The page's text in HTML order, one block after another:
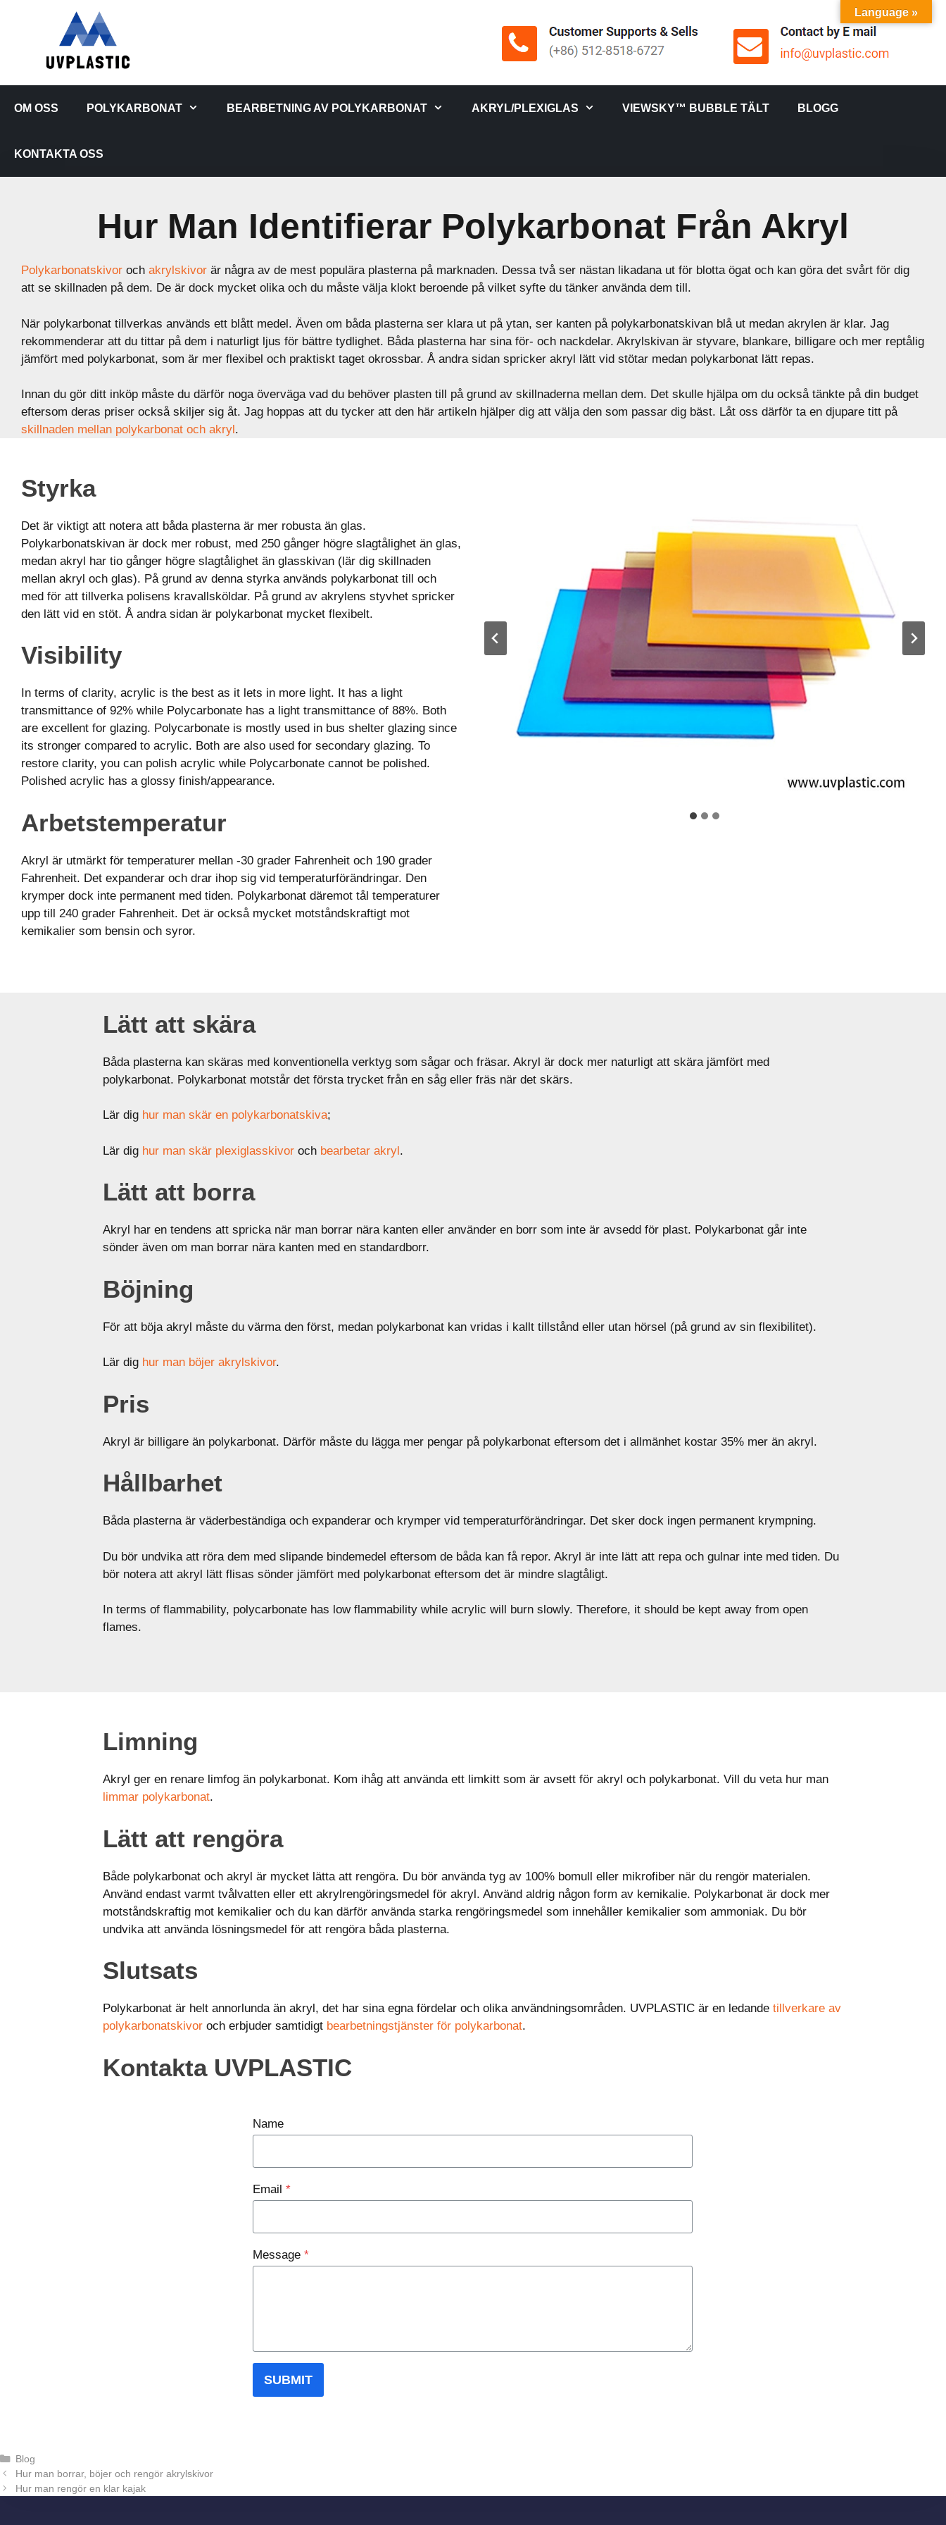
OM OSS POLYKARBONAT BEARBETNING AV POLYKARBONAT AKRYL/PLEXIGLAS VIEWSKY™ BUBBLE TÄLT BLOGG
KONTAKTA OSS
Hur Man Identifierar Polykarbonat Från Akryl
Polykarbonatskivor och akrylskivor är några av de mest populära plasterna på marknaden. Dessa två ser nästan likadana ut för blotta ögat och kan göra det svårt för dig
att se skillnaden på dem. De är dock mycket olika och du måste välja klokt beroende på vilket syfte du tänker använda dem till.
När polykarbonat tillverkas används ett blått medel. Även om båda plasterna ser klara ut på ytan, ser kanten på polykarbonatskivan blå ut medan akrylen är klar. Jag
rekommenderar att du tittar på dem i naturligt ljus för bättre tydlighet. Båda plasterna har sina för- och nackdelar. Akrylskivan är styvare, blankare, billigare och mer reptålig
jämfört med polykarbonat, som är mer flexibel och praktiskt taget okrossbar. Å andra sidan spricker akryl lätt vid stötar medan polykarbonat lätt repas.
Innan du gör ditt inköp måste du därför noga överväga vad du behöver plasten till på grund av skillnaderna mellan dem. Det skulle hjälpa om du också tänkte på din budget
eftersom deras priser också skiljer sig åt. Jag hoppas att du tycker att den här artikeln hjälper dig att välja den som passar dig bäst. Låt oss därför ta en djupare titt på
skillnaden mellan polykarbonat och akryl.
Styrka
Det är viktigt att notera att båda plasterna är mer robusta än glas.
Polykarbonatskivan är dock mer robust, med 250 gånger högre slagtålighet än glas,
medan akryl har tio gånger högre slagtålighet än glasskivan (lär dig skillnaden
mellan akryl och glas). På grund av denna styrka används polykarbonat till och
med för att tillverka polisens kravallsköldar. På grund av akrylens styvhet spricker
den lätt vid en stöt. Å andra sidan är polykarbonat mycket flexibelt.
Visibility
In terms of clarity, acrylic is the best as it lets in more light. It has a light
transmittance of 92% while Polycarbonate has a light transmittance of 88%. Both
are excellent for glazing. Polycarbonate is mostly used in bus shelter glazing since
its stronger compared to acrylic. Both are also used for secondary glazing. To
restore clarity, you can polish acrylic while Polycarbonate cannot be polished.
Polished acrylic has a glossy finish/appearance.
Arbetstemperatur
Akryl är utmärkt för temperaturer mellan -30 grader Fahrenheit och 190 grader
Fahrenheit. Det expanderar och drar ihop sig vid temperaturförändringar. Den
krymper dock inte permanent med tiden. Polykarbonat däremot tål temperaturer
upp till 240 grader Fahrenheit. Det är också mycket motståndskraftigt mot
kemikalier som bensin och syror.
Lätt att skära
Båda plasterna kan skäras med konventionella verktyg som sågar och fräsar. Akryl är dock mer naturligt att skära jämfört med
polykarbonat. Polykarbonat motstår det första trycket från en såg eller fräs när det skärs.
Lär dig hur man skär en polykarbonatskiva;
Lär dig hur man skär plexiglasskivor och bearbetar akryl.
Lätt att borra
Akryl har en tendens att spricka när man borrar nära kanten eller använder en borr som inte är avsedd för plast. Polykarbonat går inte
sönder även om man borrar nära kanten med en standardborr.
Böjning
För att böja akryl måste du värma den först, medan polykarbonat kan vridas i kallt tillstånd eller utan hörsel (på grund av sin flexibilitet).
Lär dig hur man böjer akrylskivor.
Pris
Akryl är billigare än polykarbonat. Därför måste du lägga mer pengar på polykarbonat eftersom det i allmänhet kostar 35% mer än akryl.
Hållbarhet
Båda plasterna är väderbeständiga och expanderar och krymper vid temperaturförändringar. Det sker dock ingen permanent krympning.
Du bör undvika att röra dem med slipande bindemedel eftersom de båda kan få repor. Akryl är inte lätt att repa och gulnar inte med tiden. Du
bör notera att akryl lätt flisas sönder jämfört med polykarbonat eftersom det är mindre slagtåligt.
In terms of flammability, polycarbonate has low flammability while acrylic will burn slowly. Therefore, it should be kept away from open
flames.
Limning
Akryl ger en renare limfog än polykarbonat. Kom ihåg att använda ett limkitt som är avsett för akryl och polykarbonat. Vill du veta hur man
limmar polykarbonat.
Lätt att rengöra
Både polykarbonat och akryl är mycket lätta att rengöra. Du bör använda tyg av 100% bomull eller mikrofiber när du rengör materialen.
Använd endast varmt tvålvatten eller ett akrylrengöringsmedel för akryl. Använd aldrig någon form av kemikalie. Polykarbonat är dock mer
motståndskraftig mot kemikalier och du kan därför använda starka rengöringsmedel som innehåller kemikalier som ammoniak. Du bör
undvika att använda lösningsmedel för att rengöra båda plasterna.
Slutsats
Polykarbonat är helt annorlunda än akryl, det har sina egna fördelar och olika användningsområden. UVPLASTIC är en ledandetillverkare av
polykarbonatskivor och erbjuder samtidigt bearbetningstjänster för polykarbonat.
Kontakta UVPLASTIC
Name
Email *
Message *
SUBMIT
Kategorier
Blog
Hur man borrar, böjer och rengör akrylskivor
Hur man rengör en klar kajak
Language »